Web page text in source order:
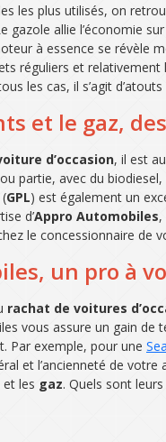
les plus utilisés, on
gazole allie l’économie sur
à essence se révèle
réguliers et
les cas, il s’agit
et le gaz,
d’occasion, il est
partie, avec du biodiesel,
GPL) est également un
d’Appro Automobiles,
le concessionnaire de
un pro à
rachat de voitures
vous assure un gain de
Par exemple, pour une
et l’ancienneté de
et les gaz. Quels sont